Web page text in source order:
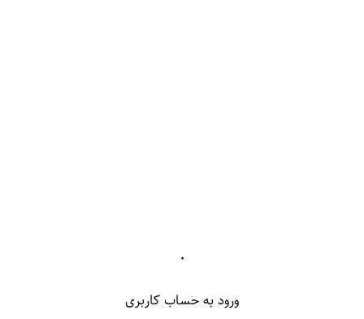
۰
ورود به حساب کاربری